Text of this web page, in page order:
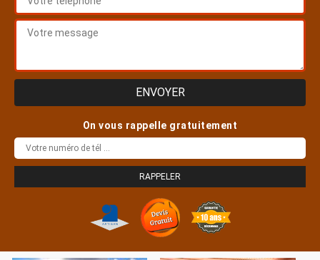
On vous rappelle gratuitement